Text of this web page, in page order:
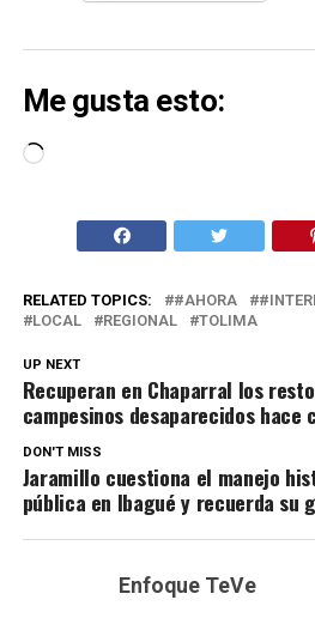
Me gusta esto:
Cargando...
RELATED TOPICS: #AHORA
LOCAL
REGIONAL TOLIMA
UP NEXT
Recuperan en Chaparral los
campesinos desaparecidos hace
DON'T MISS
Jaramillo cuestiona el manejo
pública en Ibagué y recuerda su
Enfoque TeVe